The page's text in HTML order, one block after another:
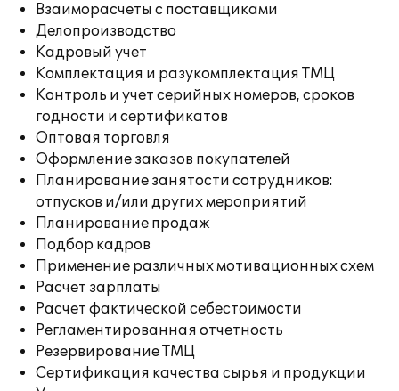
Взаиморасчеты с поставщиками
Делопроизводство
Кадровый учет
Комплектация и разукомплектация ТМЦ
Контроль и учет серийных номеров, сроков
годности и сертификатов
Оптовая торговля
Оформление заказов покупателей
Планирование занятости сотрудников:
отпусков и/или других мероприятий
Планирование продаж
Подбор кадров
Применение различных мотивационных схем
Расчет зарплаты
Расчет фактической себестоимости
Регламентированная отчетность
Резервирование ТМЦ
Сертификация качества сырья и продукции